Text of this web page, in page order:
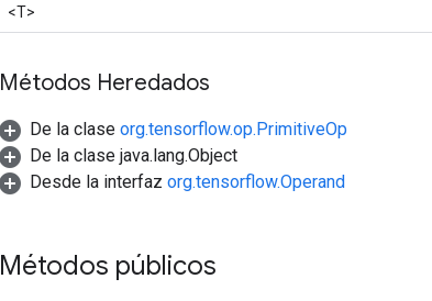
<T>
Métodos Heredados
De la clase org.tensorflow.op.PrimitiveOp
De la clase java.lang.Object
Desde la interfaz org.tensorflow.Operand
Métodos públicos